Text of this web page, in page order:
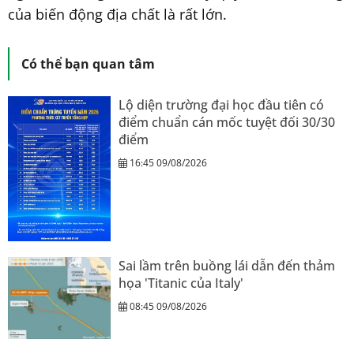
của biến động địa chất là rất lớn.
Có thể bạn quan tâm
Lộ diện trường đại học đầu tiên có
điểm chuẩn cán mốc tuyệt đối 30/30
điểm
16:45 09/08/2026
Sai lầm trên buồng lái dẫn đến thảm
họa 'Titanic của Italy'
08:45 09/08/2026